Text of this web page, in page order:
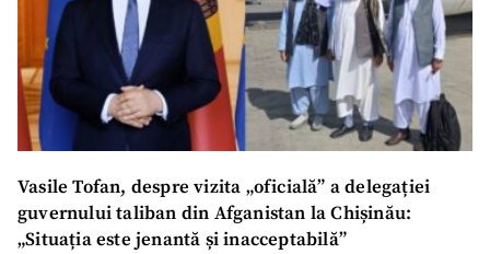
Vasile Tofan, despre vizita „oficială” a delegației
guvernului taliban din Afganistan la Chișinău:
„Situația este jenantă și inacceptabilă”